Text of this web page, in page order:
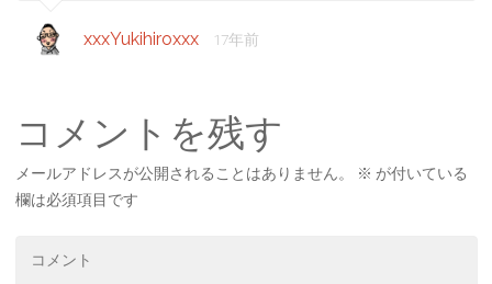
xxxYukihiroxxx 17年前
コメントを残す
メールアドレスが公開されることはありません。 ※ が付いている
欄は必須項目です